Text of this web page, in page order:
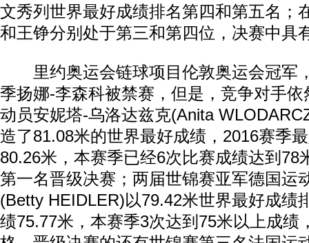
文秀列世界最好成绩排名第四和第五名；
和王铮分别处于第三和第四位，决赛中具
里约奥运会链球项目伦敦奥运会冠军
季扬娜-李森科被禁赛，但是，竞争对手
动员安妮塔-乌洛达兹克(Anita
造了81.08米的世界最好成绩，2016赛季
80.26米，本赛季已经6次比赛成绩达到78
第一名晋级决赛；两届世锦赛亚军德国运
(Betty HEIDLER)以79.42米世界最好成绩
绩75.77米，本赛季3次达到75米以上成绩